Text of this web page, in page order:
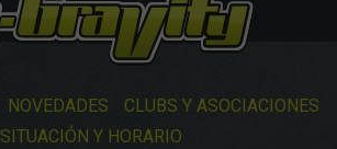
NOVEDADES
CLUBS Y ASOCIACIONES
SITUACIÓN Y HORARIO